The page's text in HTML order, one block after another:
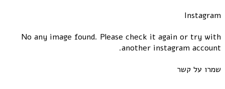
Instagram
No any image found. Please check it again or try with
another instagram account.
שמרו על קשר